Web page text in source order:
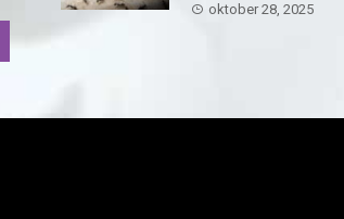
oktober 28, 2025